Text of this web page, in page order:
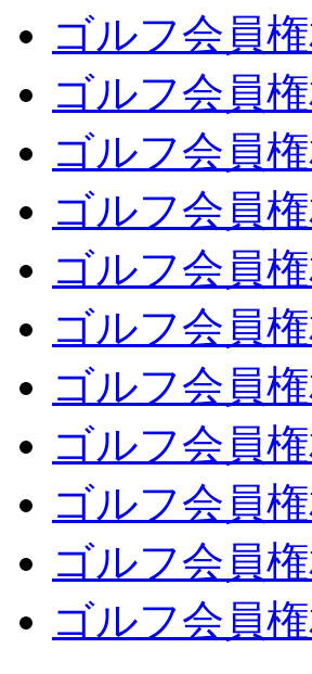
ゴルフ会員
ゴルフ会員
ゴルフ会員
ゴルフ会員
ゴルフ会員
ゴルフ会員
ゴルフ会員
ゴルフ会員
ゴルフ会員
ゴルフ会員
ゴルフ会員